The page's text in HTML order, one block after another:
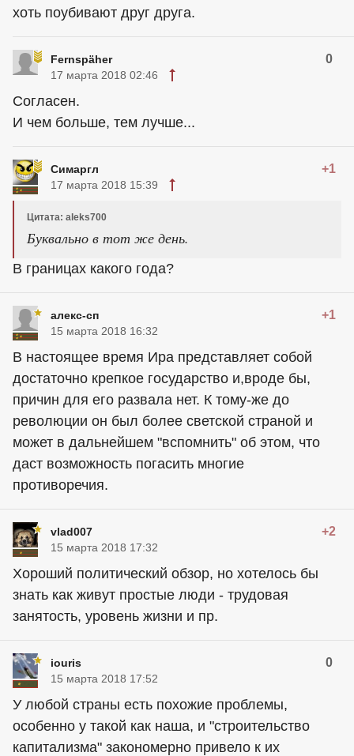
хоть поубивают друг друга.
Fernspäher 0
17 марта 2018 02:46
Согласен.
И чем больше, тем лучше...
Симаргл +1
17 марта 2018 15:39
Цитата: aleks700
Буквально в тот же день.
В границах какого года?
алекс-сп +1
15 марта 2018 16:32
В настоящее время Ира представляет собой
достаточно крепкое государство и,вроде бы,
причин для его развала нет. К тому-же до
революции он был более светской страной и
может в дальнейшем "вспомнить" об этом, что
даст возможность погасить многие
противоречия.
vlad007 +2
15 марта 2018 17:32
Хороший политический обзор, но хотелось бы
знать как живут простые люди - трудовая
занятость, уровень жизни и пр.
iouris 0
15 марта 2018 17:52
У любой страны есть похожие проблемы,
особенно у такой как наша, и "строительство
капитализма" закономерно привело к их